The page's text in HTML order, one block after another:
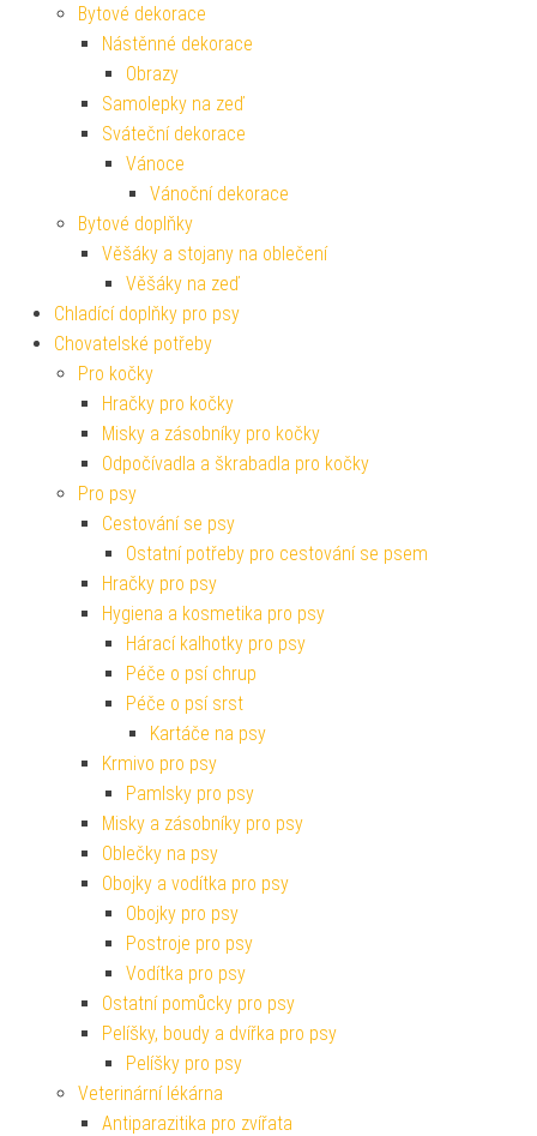
Bytové dekorace
Nástěnné dekorace
Obrazy
Samolepky na zeď
Sváteční dekorace
Vánoce
Vánoční dekorace
Bytové doplňky
Věšáky a stojany na oblečení
Věšáky na zeď
Chladící doplňky pro psy
Chovatelské potřeby
Pro kočky
Hračky pro kočky
Misky a zásobníky pro kočky
Odpočívadla a škrabadla pro kočky
Pro psy
Cestování se psy
Ostatní potřeby pro cestování se psem
Hračky pro psy
Hygiena a kosmetika pro psy
Hárací kalhotky pro psy
Péče o psí chrup
Péče o psí srst
Kartáče na psy
Krmivo pro psy
Pamlsky pro psy
Misky a zásobníky pro psy
Oblečky na psy
Obojky a vodítka pro psy
Obojky pro psy
Postroje pro psy
Vodítka pro psy
Ostatní pomůcky pro psy
Pelíšky, boudy a dvířka pro psy
Pelíšky pro psy
Veterinární lékárna
Antiparazitika pro zvířata